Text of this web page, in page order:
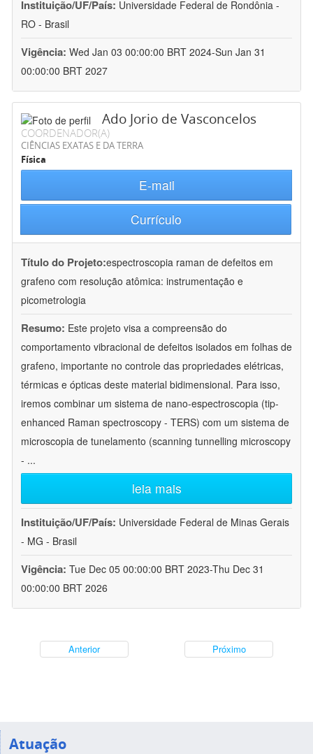
Instituição/UF/País: Universidade Federal de Rondônia -
RO - Brasil
Vigência: Wed Jan 03 00:00:00 BRT 2024-Sun Jan 31
00:00:00 BRT 2027
Ado Jorio de Vasconcelos
COORDENADOR(A)
CIÊNCIAS EXATAS E DA TERRA
Física
E-mail
Currículo
Título do Projeto:espectroscopia raman de defeitos em
grafeno com resolução atômica: instrumentação e
picometrologia
Resumo: Este projeto visa a compreensão do
comportamento vibracional de defeitos isolados em folhas de
grafeno, importante no controle das propriedades elétricas,
térmicas e ópticas deste material bidimensional. Para isso,
iremos combinar um sistema de nano-espectroscopia (tip-
enhanced Raman spectroscopy - TERS) com um sistema de
microscopia de tunelamento (scanning tunnelling microscopy
- ...
leia mais
Instituição/UF/País: Universidade Federal de Minas Gerais
- MG - Brasil
Vigência: Tue Dec 05 00:00:00 BRT 2023-Thu Dec 31
00:00:00 BRT 2026
Anterior Próximo
Atuação